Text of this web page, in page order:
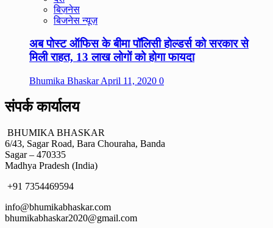
बिज़नेस
बिजनेस न्यूज़
अब पोस्ट ऑफिस के बीमा पॉलिसी होल्डर्स को सरकार से
मिली राहत, 13 लाख लोगों को होगा फायदा
Bhumika BhaskarApril 11, 2020 0
संपर्क कार्यालय
BHUMIKA BHASKAR
6/43, Sagar Road, Bara Chouraha, Banda
Sagar – 470335
Madhya Pradesh (India)
+91 7354469594
info@bhumikabhaskar.com
bhumikabhaskar2020@gmail.com